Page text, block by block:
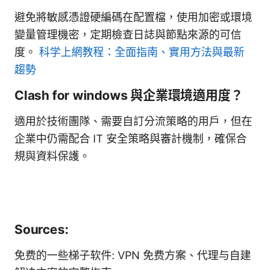
避免將敏感憑證硬編碼在配置檔，使用加密或環境
變量管理機密，定期檢查日誌與節點來源的可信
度。 科学上網教程：全面指南、實用方法與最新
趨勢
Clash for windows 與企業環境適用度？
適用於技術團隊、需要自訂分流策略的用戶，但在
企業中仍需配合 IT 安全策略與審計機制，確保合
規與資料保護。
Sources:
免费的一些梯子软件: VPN 免费方案、代理与自建